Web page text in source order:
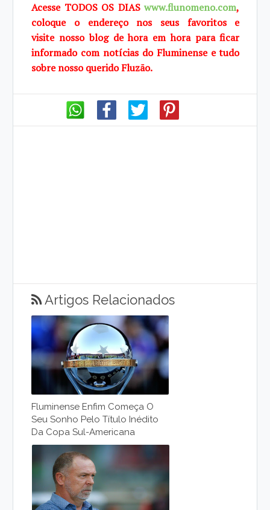
Acesse TODOS OS DIASwww.flunomeno.com,
coloque o endereço nos seus favoritos e
visite nosso blog dehora em hora para ficar
informado com notícias do Fluminense e tudo
sobrenosso queridoFluzão.
Artigos Relacionados
Fluminense Enfim Começa O
Seu Sonho Pelo Título Inédito
Da Copa Sul-Americana